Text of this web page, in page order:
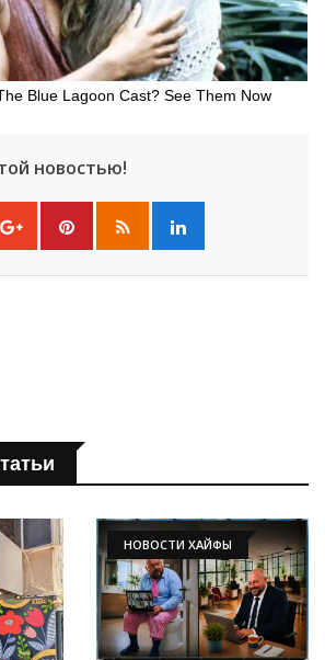
Blue Lagoon Cast? See Them Now
новостью!
НОВОСТИ ХАЙФЫ